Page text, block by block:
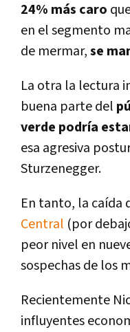
24% más caro
en el segmento
de mermar,se
La otra la lectura
buena parte del
verde podrí­a
esa agresiva
Sturzenegger.
En tanto, la caí­da
Central (por
peor nivel en
sospechas de los
Recientemente
influyentes